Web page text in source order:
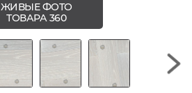
ЖИВЫЕ ФОТО
ТОВАРА 360